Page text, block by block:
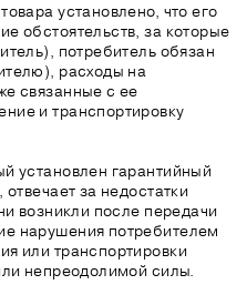
установлено, что его
обстоятельств, за которые
потребитель обязан
расходы на
связанные с ее
и транспортировку
установлен гарантийный
за недостатки
возникли после передачи
нарушения потребителем
или транспортировки
непреодолимой силы.